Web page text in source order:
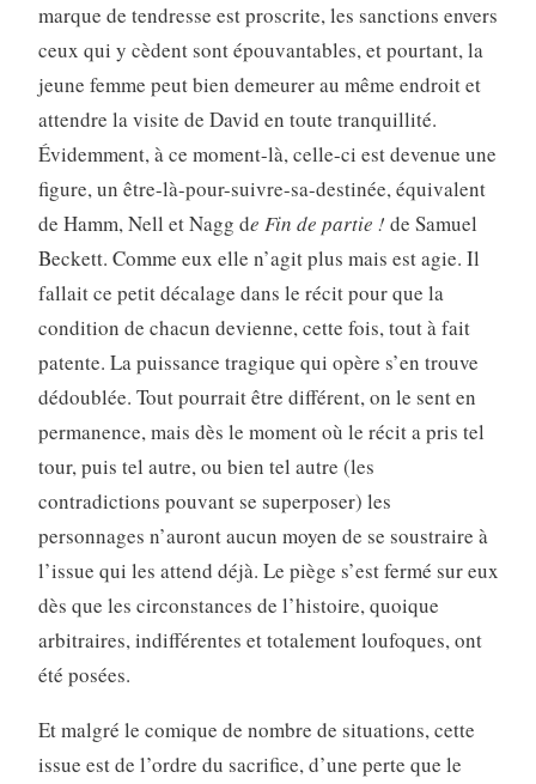
marque de tendresse est proscrite, les sanctions envers
ceux qui y cèdent sont épouvantables, et pourtant, la
jeune femme peut bien demeurer au même endroit et
attendre la visite de David en toute tranquillité.
Évidemment, à ce moment-là, celle-ci est devenue une
figure, un être-là-pour-suivre-sa-destinée, équivalent
de Hamm, Nell et Nagg de Fin de partie ! de Samuel
Beckett. Comme eux elle n’agit plus mais est agie. Il
fallait ce petit décalage dans le récit pour que la
condition de chacun devienne, cette fois, tout à fait
patente. La puissance tragique qui opère s’en trouve
dédoublée. Tout pourrait être différent, on le sent en
permanence, mais dès le moment où le récit a pris tel
tour, puis tel autre, ou bien tel autre (les
contradictions pouvant se superposer) les
personnages n’auront aucun moyen de se soustraire à
l’issue qui les attend déjà. Le piège s’est fermé sur eux
dès que les circonstances de l’histoire, quoique
arbitraires, indifférentes et totalement loufoques, ont
été posées.
Et malgré le comique de nombre de situations, cette
issue est de l’ordre du sacrifice, d’une perte que le